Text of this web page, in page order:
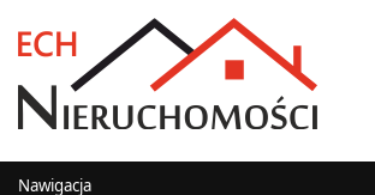
Nawigacja